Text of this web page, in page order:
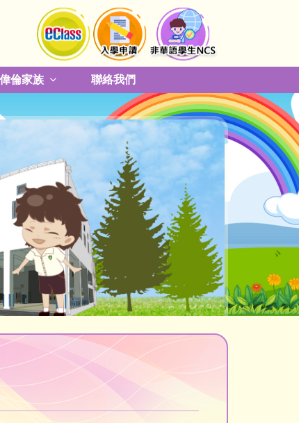
偉倫家族 聯絡我們